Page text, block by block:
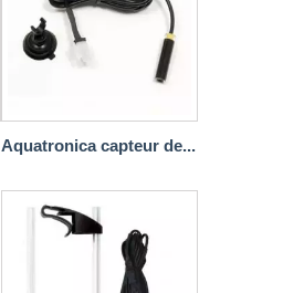
Aquatronica capteur de...